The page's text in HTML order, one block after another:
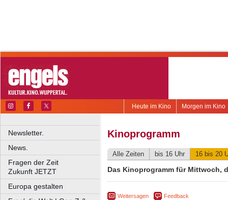
Morgen im Kino
Heute im Kino
Newsletter.
News.
Fragen der Zeit
Zukunft JETZT
Europa gestalten
Kinoprogramm
Alle Zeiten bis 16 Uhr 16 bis 20
Das Kinoprogramm für Mittwoch,
Weitersagen Feedback